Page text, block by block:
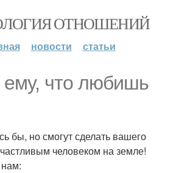
ОТНОШЕНИЙ
новости статьи
ему, что любишь
бы, но смогут сделать вашего
человеком на земле!